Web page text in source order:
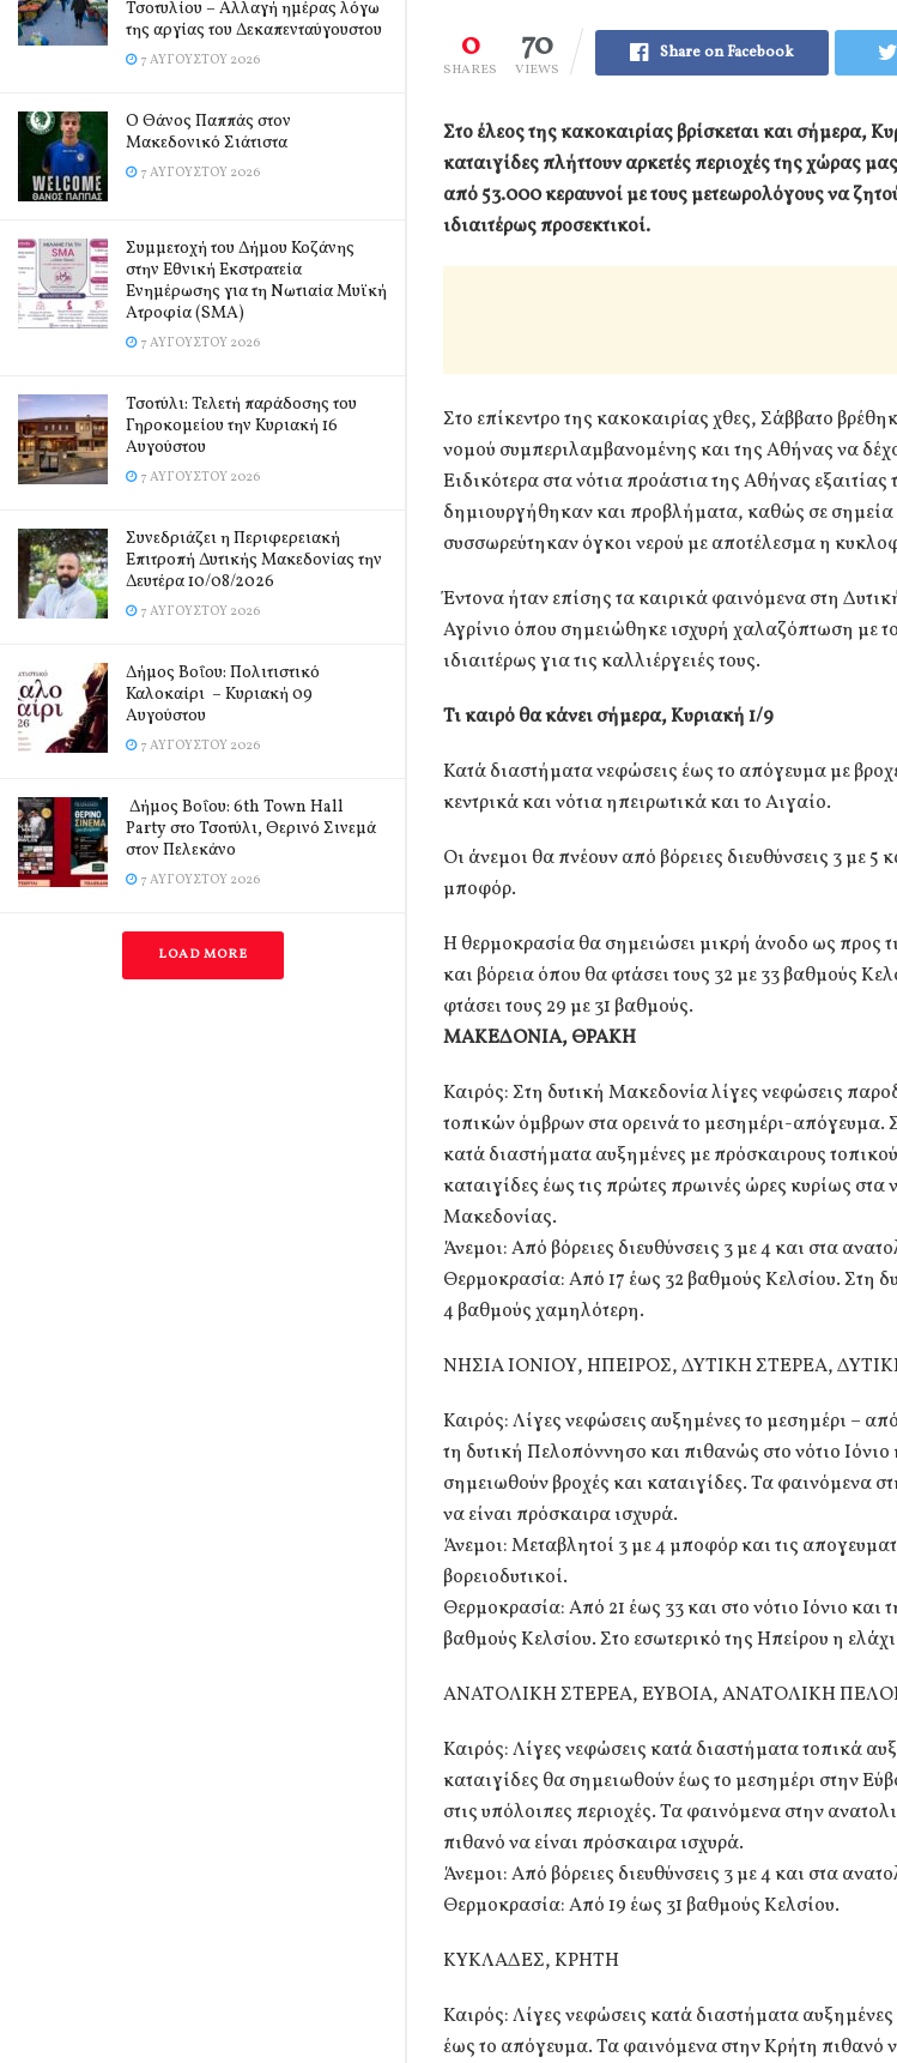
Τσοτυλίου – Αλλαγή ημέρας λόγω
της αργίας του Δεκαπενταύγουστου
7 ΑΥΓΟΎΣΤΟΥ 2026
Ο Θάνος Παππάς στον
Μακεδονικό Σιάτιστα
7 ΑΥΓΟΎΣΤΟΥ 2026
Συμμετοχή του Δήμου Κοζάνης
στην Εθνική Εκστρατεία
Ενημέρωσης για τη Νωτιαία Μυϊκή
Ατροφία (SMA)
7 ΑΥΓΟΎΣΤΟΥ 2026
Τσοτύλι: Τελετή παράδοσης του
Γηροκομείου την Κυριακή 16
Αυγούστου
7 ΑΥΓΟΎΣΤΟΥ 2026
Συνεδριάζει η Περιφερειακή
Επιτροπή Δυτικής Μακεδονίας την
Δευτέρα 10/08/2026
7 ΑΥΓΟΎΣΤΟΥ 2026
Δήμος Βοΐου: Πολιτιστικό
Καλοκαίρι – Κυριακή 09
Αυγούστου
7 ΑΥΓΟΎΣΤΟΥ 2026
Δήμος Βοΐου: 6th Town Hall
Party στο Τσοτύλι, Θερινό Σινεμά
στον Πελεκάνο
7 ΑΥΓΟΎΣΤΟΥ 2026
LOAD MORE
0
SHARES
70
VIEWS
Share on Facebook
Στο έλεος της κακοκαιρίας βρίσκεται και σήμερα,
καταιγίδες πλήττουν αρκετές περιοχές της χώρας
από 53.000 κεραυνοί με τους μετεωρολόγους να
ιδιαιτέρως προσεκτικοί.
Στο επίκεντρο της κακοκαιρίας χθες, Σάββατο
νομού συμπεριλαμβανομένης και της Αθήνας να
Ειδικότερα στα νότια προάστια της Αθήνας εξαιτίας
δημιουργήθηκαν και προβλήματα, καθώς σε σημεία
συσσωρεύτηκαν όγκοι νερού με αποτέλεσμα η
Έντονα ήταν επίσης τα καιρικά φαινόμενα στη
Αγρίνιο όπου σημειώθηκε ισχυρή χαλαζόπτωση με
ιδιαιτέρως για τις καλλιέργειές τους.
Τι καιρό θα κάνει σήμερα, Κυριακή 1/9
Κατά διαστήματα νεφώσεις έως το απόγευμα με
κεντρικά και νότια ηπειρωτικά και το Αιγαίο.
Οι άνεμοι θα πνέουν από βόρειες διευθύνσεις 3 με 5
μποφόρ.
Η θερμοκρασία θα σημειώσει μικρή άνοδο ως προς
και βόρεια όπου θα φτάσει τους 32 με 33 βαθμούς
φτάσει τους 29 με 31 βαθμούς.
ΜΑΚΕΔΟΝΙΑ, ΘΡΑΚΗ
Καιρός: Στη δυτική Μακεδονία λίγες νεφώσεις
τοπικών όμβρων στα ορεινά το μεσημέρι-απόγευμα.
κατά διαστήματα αυξημένες με πρόσκαιρους
καταιγίδες έως τις πρώτες πρωινές ώρες κυρίως στα
Μακεδονίας.
Άνεμοι: Από βόρειες διευθύνσεις 3 με 4 και στα
Θερμοκρασία: Από 17 έως 32 βαθμούς Κελσίου. Στη
4 βαθμούς χαμηλότερη.
ΝΗΣΙΑ ΙΟΝΙΟΥ, ΗΠΕΙΡΟΣ, ΔΥΤΙΚΗ ΣΤΕΡΕΑ,
Καιρός: Λίγες νεφώσεις αυξημένες το μεσημέρι –
τη δυτική Πελοπόννησο και πιθανώς στο νότιο
σημειωθούν βροχές και καταιγίδες. Τα φαινόμενα
να είναι πρόσκαιρα ισχυρά.
Άνεμοι: Μεταβλητοί 3 με 4 μποφόρ και τις
βορειοδυτικοί.
Θερμοκρασία: Από 21 έως 33 και στο νότιο Ιόνιο και
βαθμούς Κελσίου. Στο εσωτερικό της Ηπείρου η
ΑΝΑΤΟΛΙΚΗ ΣΤΕΡΕΑ, ΕΥΒΟΙΑ, ΑΝΑΤΟΛΙΚΗ
Καιρός: Λίγες νεφώσεις κατά διαστήματα τοπικά
καταιγίδες θα σημειωθούν έως το μεσημέρι στην
στις υπόλοιπες περιοχές. Τα φαινόμενα στην
πιθανό να είναι πρόσκαιρα ισχυρά.
Άνεμοι: Από βόρειες διευθύνσεις 3 με 4 και στα
Θερμοκρασία: Από 19 έως 31 βαθμούς Κελσίου.
ΚΥΚΛΑΔΕΣ, ΚΡΗΤΗ
Καιρός: Λίγες νεφώσεις κατά διαστήματα αυξημένες
έως το απόγευμα. Τα φαινόμενα στην Κρήτη πιθανό